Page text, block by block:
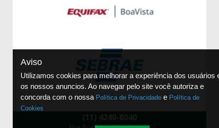
(11) 4240-8040
Aviso
Utilizamos cookies para melhorar a experiência dos usuários
os nossos anuncios. Ao navegar pelo site você autoriza e
concorda com o nossa Política de Privacidade e Política de
Cookies